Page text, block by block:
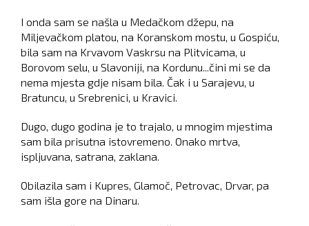
I onda sam se našla u Medačkom džepu, na
Miljevačkom platou, na Koranskom mostu, u Gospiću,
bila sam na Krvavom Vaskrsu na Plitvicama, u
Borovom selu, u Slavoniji, na Kordunu...čini mi se da
nema mjesta gdje nisam bila. Čak i u Sarajevu, u
Bratuncu, u Srebrenici, u Kravici.
Dugo, dugo godina je to trajalo, u mnogim mjestima
sam bila prisutna istovremeno. Onako mrtva,
ispljuvana, satrana, zaklana.
Obilazila sam i Kupres, Glamoč, Petrovac, Drvar, pa
sam išla gore na Dinaru.